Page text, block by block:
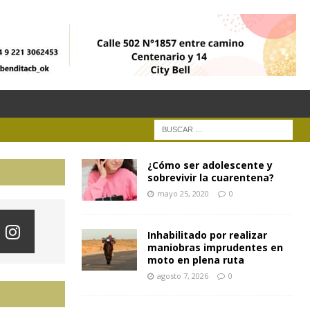
¿Cómo ser adolescente y
sobrevivir la cuarentena?
mayo 25, 2020 0
Inhabilitado por realizar
maniobras imprudentes en
moto en plena ruta
agosto 7, 2026 0